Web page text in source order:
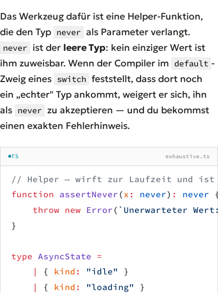
Das Werkzeug dafür ist eine Helper-Funktion,
die den Typ never als Parameter verlangt.
never ist der leere Typ: kein einziger Wert ist
ihm zuweisbar. Wenn der Compiler im default -
Zweig eines switch feststellt, dass dort noch
ein „echter" Typ ankommt, weigert er sich, ihn
als never zu akzeptieren — und du bekommst
einen exakten Fehlerhinweis.
TS exhaustive.ts
// Helper — wirft zur Laufzeit und ist
function assertNever(x: never) : never
    throw
new Error( `Unerwarteter
}
type AsyncState =
    |
{ kind : "idle" }
    |
{ kind : "loading" }